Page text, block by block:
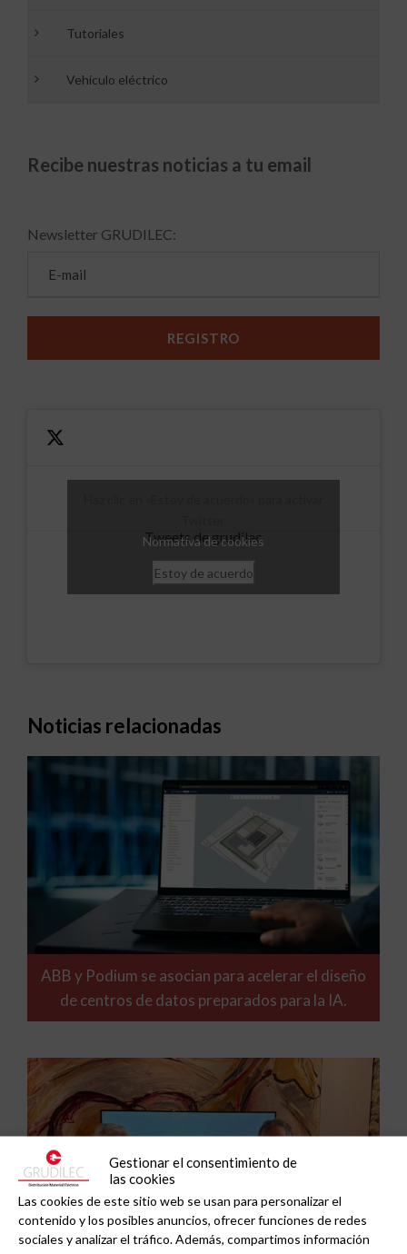
Gestionar el consentimiento de
las cookies
Las cookies de este sitio web se usan para personalizar el
contenido y los posibles anuncios, ofrecer funciones de redes
sociales y analizar el tráfico. Además, compartimos información
Tutoriales
Vehículo eléctrico
Recibe nuestras noticias a tu email
Newsletter GRUDILEC:
Tweets de grudilec
Normativa de cookies
Estoy de acuerdo
Noticias relacionadas
ABB y Podium se asocian para acelerar el diseño
de centros de datos preparados para la IA.